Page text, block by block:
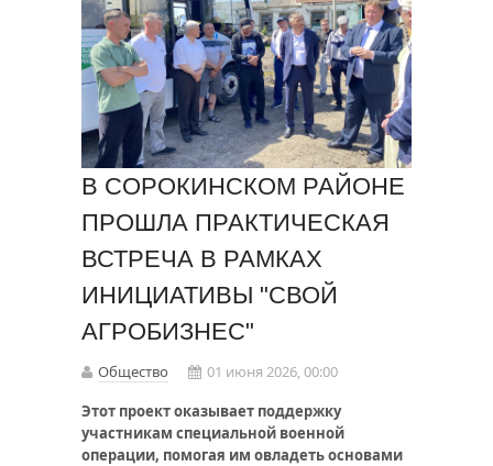
В СОРОКИНСКОМ РАЙОНЕ
ПРОШЛА ПРАКТИЧЕСКАЯ
ВСТРЕЧА В РАМКАХ
ИНИЦИАТИВЫ "СВОЙ
АГРОБИЗНЕС"
Общество
01 июня 2026, 00:00
Этот проект оказывает поддержку
участникам специальной военной
операции, помогая им овладеть основами